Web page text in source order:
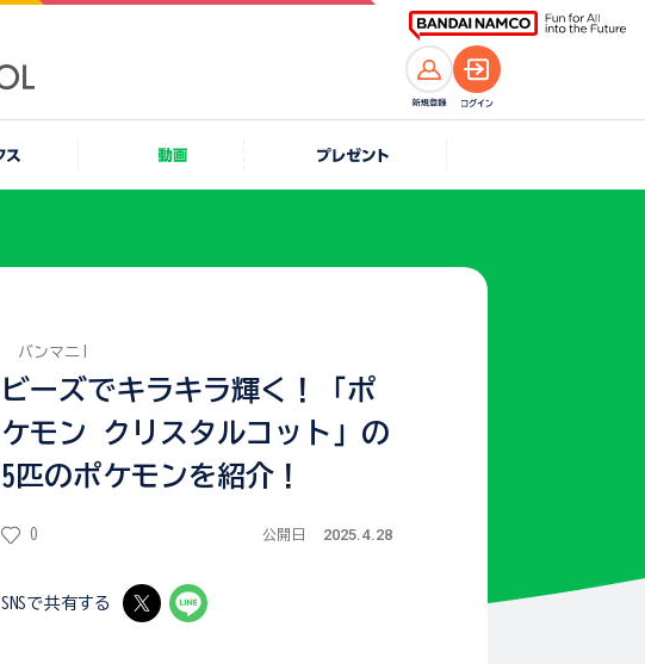
ビーズでキラキラ輝く！「ポ
ケモン クリスタルコット」の
5匹のポケモンを紹介！
バンマニ!
0 公開日 2025.4.28
SNSで共有する